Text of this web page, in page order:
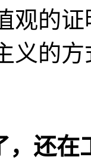
观的
义的
，还在